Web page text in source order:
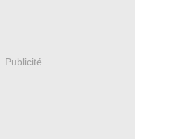
Publicité